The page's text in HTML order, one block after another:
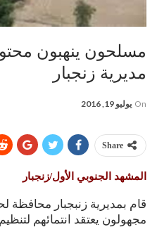
مسلحون ينهبون
مديرية زنجبار
On يوليو 19, 2016
Share
المشهد الجنوبي الأول/زنجبار
قام بمديرية زنبجبار محافظة
مجهولون يعتقد انتمائهم